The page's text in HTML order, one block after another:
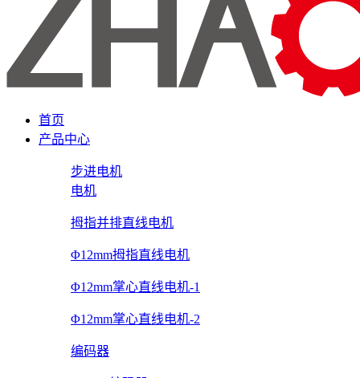
首页
产品中心
步进电机
电机
拇指并排直线电机
Φ12mm拇指直线电机
Φ12mm掌心直线电机-1
Φ12mm掌心直线电机-2
编码器